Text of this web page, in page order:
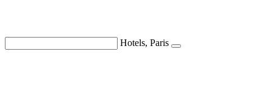
Hotels, Paris